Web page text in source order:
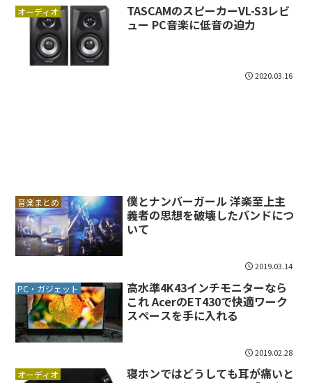
オーディオ
TASCAMのスピーカーVL-S3レビ
ュー PC音楽に低音の迫力
2020.03.16
音楽まとめ
僕とナンバーガール 洋楽至上主
義者の思想を破壊したバンドにつ
いて
2019.03.14
PC・ガジェット
高水準4K43インチモニターなら
これ AcerのET430で快適ワーク
スペースを手に入れる
2019.02.28
オーディオ
寝ホンではどうしても耳が痛いと